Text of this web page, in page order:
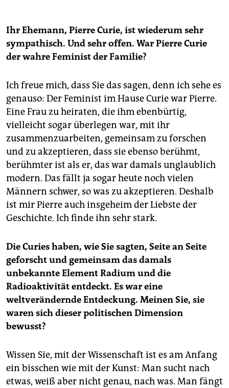
Ihr Ehemann, Pierre ­Curie, ist wiederum sehr
sympathisch. Und sehr offen. War ­Pierre Curie
der wahre Feminist der Familie?
Ich freue mich, dass Sie das sagen, denn ich sehe es
genauso: Der Feminist im Hause Curie war Pierre.
Eine Frau zu heiraten, die ihm ebenbürtig,
vielleicht sogar überlegen war, mit ihr
zusammenzuarbeiten, gemeinsam zu forschen
und zu akzeptieren, dass sie ebenso berühmt,
berühmter ist als er, das war damals unglaublich
modern. Das fällt ja sogar heute noch vielen
Männern schwer, so was zu akzeptieren. Deshalb
ist mir Pierre auch insgeheim der Liebste der
Geschichte. Ich finde ihn sehr stark.
Die Curies haben, wie Sie sagten, Seite an Seite
geforscht und gemeinsam das damals
unbekannte Element Radium und die
Radioaktivität entdeckt. Es war eine
weltverändernde Entdeckung. Meinen Sie, sie
waren sich dieser politischen Dimension
bewusst?
Wissen Sie, mit der Wissenschaft ist es am Anfang
ein bisschen wie mit der Kunst: Man sucht nach
etwas, weiß aber nicht genau, nach was. Man fängt